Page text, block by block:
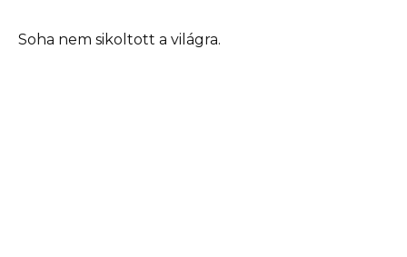
Soha nem sikoltott a világra.